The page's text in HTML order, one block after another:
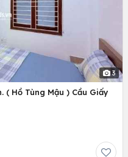
3
( Hồ Tùng Mậu ) Cầu Giấy